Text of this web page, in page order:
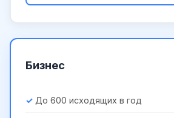
Бизнес
До 600 исходящих в год